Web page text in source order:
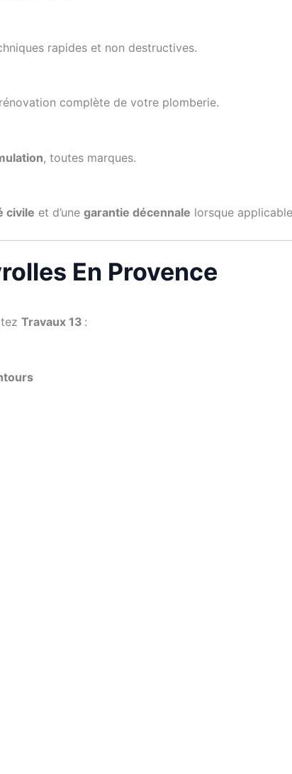
rapides et non destructives.
complète de votre plomberie.
, toutes marques.
civile et d’une garantie décennale lorsque
En Provence
Travaux 13 :